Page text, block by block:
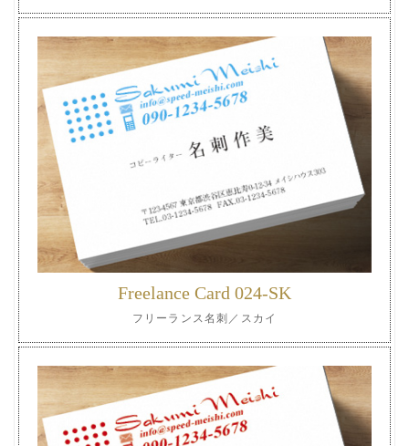
Freelance Card 024-SK
フリーランス名刺／スカイ